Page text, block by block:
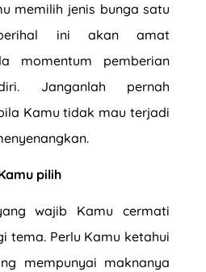
memilih jenis bunga satu
ini akan amat
momentum pemberian
Janganlah pernah
Kamu tidak mau terjadi
pilih
wajib Kamu cermati
tema. Perlu Kamu ketahui
mempunyai maknanya